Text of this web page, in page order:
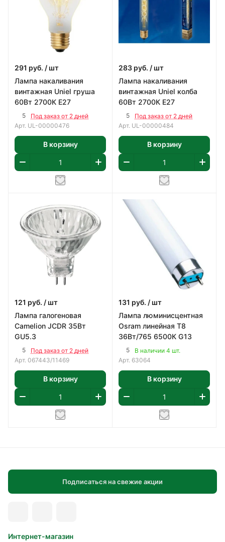
291 руб. / шт
Лампа накаливания
винтажная Uniel груша
60Вт 2700К Е27
5
Под заказ от 2 дней
Арт. UL-00000476
В корзину
283 руб. / шт
Лампа накаливания
винтажная Uniel колба
60Вт 2700К Е27
5
Под заказ от 2 дней
Арт. UL-00000484
В корзину
121 руб. / шт
Лампа галогеновая
Camelion JCDR 35Вт
GU5.3
5
Под заказ от 2 дней
Арт. 067443/11469
В корзину
131 руб. / шт
Лампа люминисцентная
Osram линейная Т8
36Вт/765 6500К G13
5
В наличии 4 шт.
Арт. 63064
В корзину
Подписаться на свежие акции
Интернет-магазин